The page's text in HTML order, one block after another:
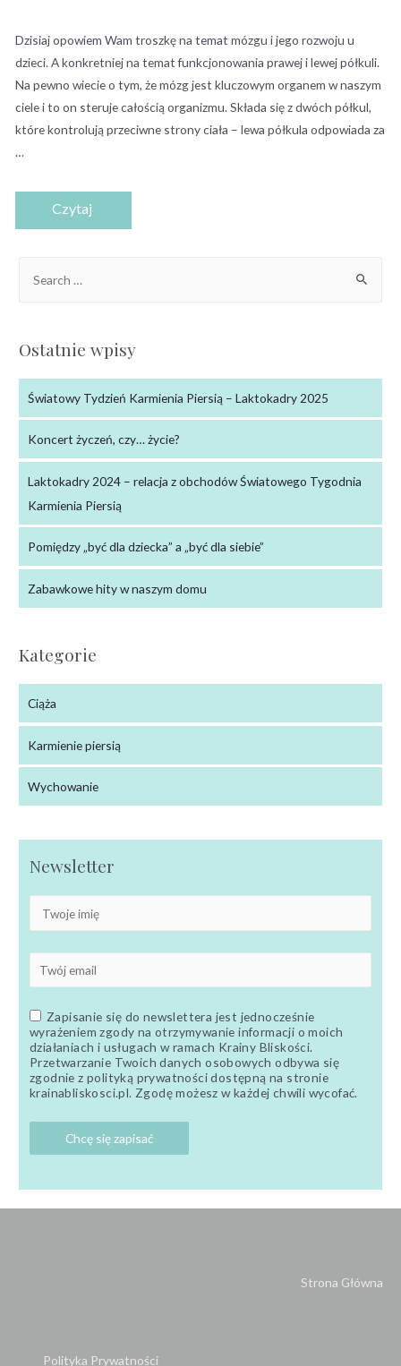
Dzisiaj opowiem Wam troszkę na temat mózgu i jego rozwoju u
dzieci. A konkretniej na temat funkcjonowania prawej i lewej półkuli.
Na pewno wiecie o tym, że mózg jest kluczowym organem w naszym
ciele i to on steruje całością organizmu. Składa się z dwóch półkul,
które kontrolują przeciwne strony ciała – lewa półkula odpowiada za
…
Ostatnie wpisy
Światowy Tydzień Karmienia Piersią – Laktokadry 2025
Koncert życzeń, czy… życie?
Laktokadry 2024 – relacja z obchodów Światowego Tygodnia
Karmienia Piersią
Pomiędzy „być dla dziecka” a „być dla siebie”
Zabawkowe hity w naszym domu
Kategorie
Ciąża
Karmienie piersią
Wychowanie
Newsletter
Zapisanie się do newslettera jest jednocześnie
wyrażeniem zgody na otrzymywanie informacji o moich
działaniach i usługach w ramach Krainy Bliskości.
Przetwarzanie Twoich danych osobowych odbywa się
zgodnie z polityką prywatności dostępną na stronie
krainabliskosci.pl. Zgodę możesz w każdej chwili wycofać.
Strona Główna
Polityka Prywatności